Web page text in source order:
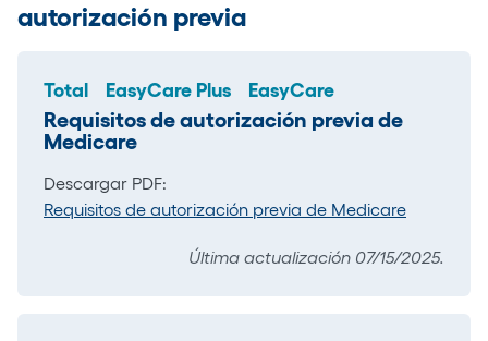
autorización previa
Total EasyCare Plus EasyCare
Requisitos de autorización previa de
Medicare
Descargar PDF:
Requisitos de autorización previa de Medicare
Última actualización 07/15/2025.